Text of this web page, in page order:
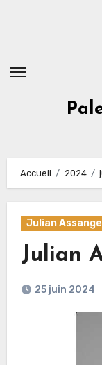
Accueil 2024
Julian Assange
Julian
25 juin 2024